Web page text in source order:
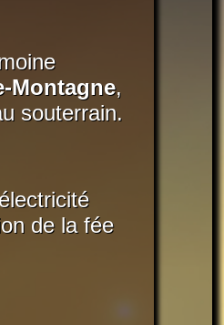
Montagne,
souterrain.
de la fée